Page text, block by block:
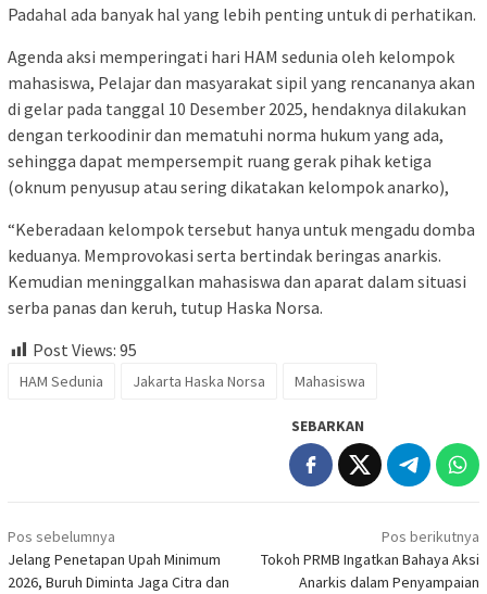
Padahal ada banyak hal yang lebih penting untuk di perhatikan.
Agenda aksi memperingati hari HAM sedunia oleh kelompok
mahasiswa, Pelajar dan masyarakat sipil yang rencananya akan
di gelar pada tanggal 10 Desember 2025, hendaknya dilakukan
dengan terkoodinir dan mematuhi norma hukum yang ada,
sehingga dapat mempersempit ruang gerak pihak ketiga
(oknum penyusup atau sering dikatakan kelompok anarko),
“Keberadaan kelompok tersebut hanya untuk mengadu domba
keduanya. Memprovokasi serta bertindak beringas anarkis.
Kemudian meninggalkan mahasiswa dan aparat dalam situasi
serba panas dan keruh, tutup Haska Norsa.
Post Views: 95
HAM Sedunia Jakarta Haska Norsa Mahasiswa
SEBARKAN
Navigasi
pos
Pos sebelumnya
Jelang Penetapan Upah Minimum
2026, Buruh Diminta Jaga Citra dan
Pos berikutnya
Tokoh PRMB Ingatkan Bahaya Aksi
Anarkis dalam Penyampaian